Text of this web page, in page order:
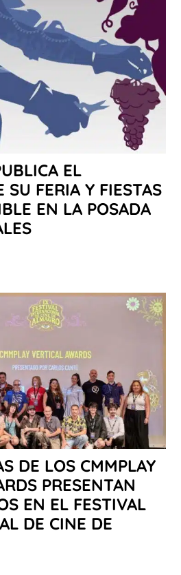
EL
SU FERIA Y FIESTAS
EN LA POSADA
DE LOS CMMPLAY
PRESENTAN
EN EL FESTIVAL
DE CINE DE